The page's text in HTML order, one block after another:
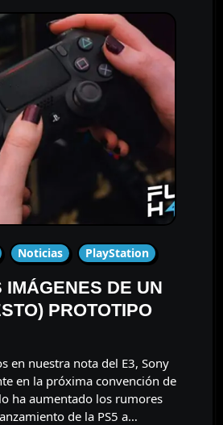
Noticias PlayStation
IMÁGENES DE UN
PROTOTIPO
en la próxima convención de
ha aumentado los rumores
de la PS5 a…